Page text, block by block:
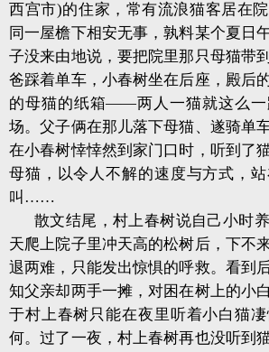
西宫市)的住家，常有流浪猫客居在
同一屋檐下相安无事，孰料某个夏日
子没来由地说，要把院里那只母猫带
爸踩着单车，小春树坐在后座，殿后
的母猫的纸箱——两人一猫就这么一
场。父子俩在那儿落下母猫、遂骑单
在小春树悻悻然到家门口时，听到
母猫，以令人不解的速度与方式，
叫……
散文结尾，村上春树说自己小时
天爬上院子里冲天高的松树后，下不
退两难，只能发出惊惧的呼救。看到
知父亲却两手一摊，对困在树上的小
于村上春树只能在夜里听着小白猫
何。过了一夜，村上春树再也没听到